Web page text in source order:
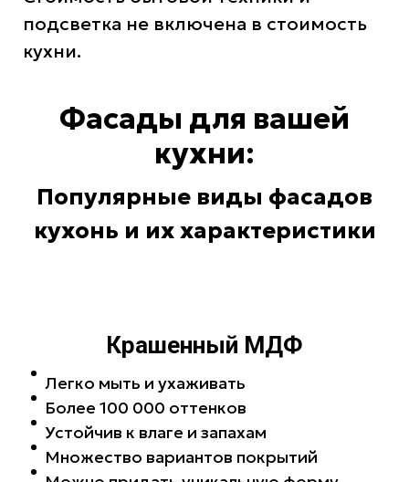
подсветка не включена в стоимость
кухни.
Фасады для вашей
кухни:
Популярные виды фасадов
кухонь и их характеристики
Крашенный МДФ
Легко мыть и ухаживать
Более 100 000 оттенков
Устойчив к влаге и запахам
Множество вариантов покрытий